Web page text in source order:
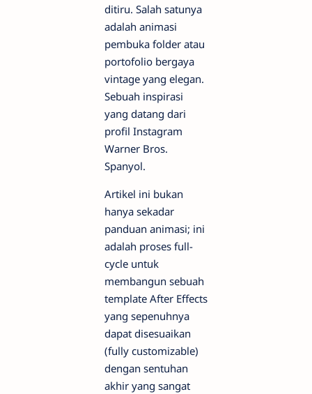
ditiru. Salah satunya
adalah animasi
pembuka folder atau
portofolio bergaya
vintage yang elegan.
Sebuah inspirasi
yang datang dari
profil Instagram
Warner Bros.
Spanyol.
Artikel ini bukan
hanya sekadar
panduan animasi; ini
adalah proses full-
cycle untuk
membangun sebuah
template After Effects
yang sepenuhnya
dapat disesuaikan
(fully customizable)
dengan sentuhan
akhir yang sangat